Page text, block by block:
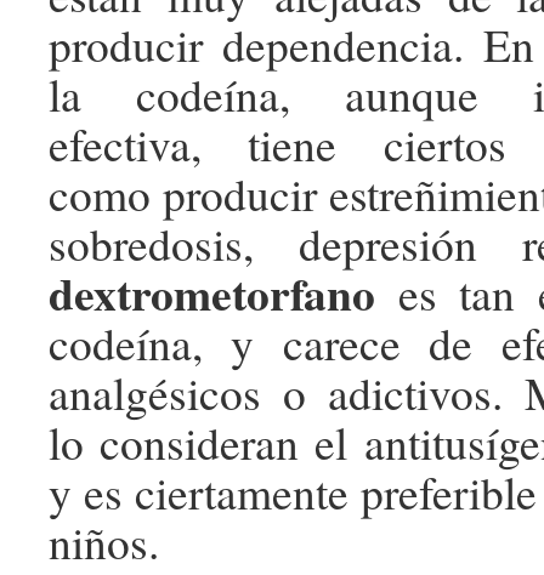
producir dependencia.
la codeína, aunque
efectiva, tiene ciertos
como producir
sobredosis, depresión
dextrometorfano es tan
codeína, y carece de
analgésicos o adictivos.
lo consideran el
y es ciertamente
niños.